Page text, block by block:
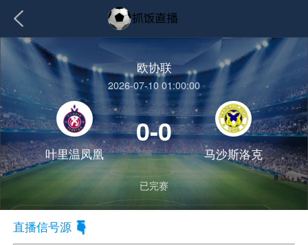
欧协联
2026-07-10 01:00:00
叶里温凤凰
0-0
马沙斯洛克
已完赛
直播信号源